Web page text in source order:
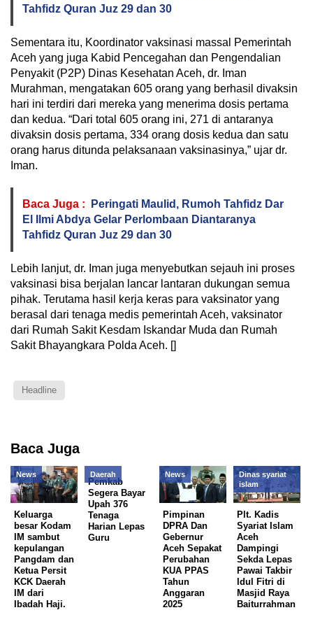
Tahfidz Quran Juz 29 dan 30
Sementara itu, Koordinator vaksinasi massal Pemerintah
Aceh yang juga Kabid Pencegahan dan Pengendalian
Penyakit (P2P) Dinas Kesehatan Aceh, dr. Iman
Murahman, mengatakan 605 orang yang berhasil divaksin
hari ini terdiri dari mereka yang menerima dosis pertama
dan kedua. “Dari total 605 orang ini, 271 di antaranya
divaksin dosis pertama, 334 orang dosis kedua dan satu
orang harus ditunda pelaksanaan vaksinasinya,” ujar dr.
Iman.
Baca Juga :
Peringati Maulid, Rumoh Tahfidz Dar
El Ilmi Abdya Gelar Perlombaan Diantaranya
Tahfidz Quran Juz 29 dan 30
Lebih lanjut, dr. Iman juga menyebutkan sejauh ini proses
vaksinasi bisa berjalan lancar lantaran dukungan semua
pihak. Terutama hasil kerja keras para vaksinator yang
berasal dari tenaga medis pemerintah Aceh, vaksinator
dari Rumah Sakit Kesdam Iskandar Muda dan Rumah
Sakit Bhayangkara Polda Aceh. []
Headline
Baca Juga
News
Keluarga
besar Kodam
IM sambut
kepulangan
Pangdam dan
Ketua Persit
KCK Daerah
IM dari
Ibadah Haji.
Daerah
Pemkab
Segera Bayar
Upah 376
Tenaga
Harian Lepas
Guru
News
Pimpinan
DPRA Dan
Gebernur
Aceh Sepakat
Perubahan
KUA PPAS
Tahun
Anggaran
2025
Dinas syariat
islam
Plt. Kadis
Syariat Islam
Aceh
Dampingi
Sekda Lepas
Pawai Takbir
Idul Fitri di
Masjid Raya
Baiturrahman